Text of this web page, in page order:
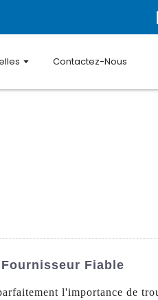
Contactez-Nous
Fiable
l'importance de